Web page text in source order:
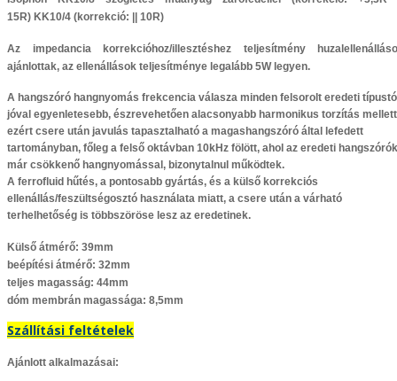
15R) KK10/4 (korrekció: || 10R)
Az impedancia korrekcióhoz/illesztéshez teljesítmény
ajánlottak, az ellenállások teljesítménye legalább 5W legyen.
A hangszóró hangnyomás frekcencia válasza minden felsorolt eredeti
jóval egyenletesebb, észrevehetően alacsonyabb harmonikus torzítás
ezért csere után javulás tapasztalható a magashangszóró által lefedett
tartományban, főleg a felső oktávban 10kHz fölött, ahol az eredeti hangszórók
már csökkenő hangnyomással, bizonytalnul működtek.
A ferrofluid hűtés, a pontosabb gyártás, és a külső korrekciós
ellenállás/feszültségosztó használata miatt, a csere után a várható
terhelhetőség is többszöröse lesz az eredetinek.
Külső átmérő: 39mm
beépítési átmérő: 32mm
teljes magasság: 44mm
dóm membrán magassága: 8,5mm
Szállítási feltételek
Ajánlott alkalmazásai: